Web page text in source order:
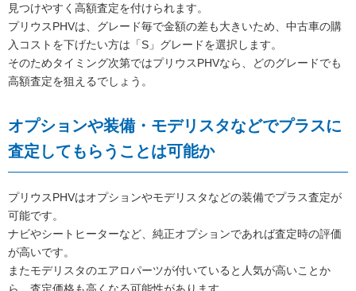
見つけやすく高額査定を付けられます。
プリウスPHVは、グレード毎で金額の差も大きいため、中古車の購
入コストを下げたい方は「S」グレードを選択します。
そのためタイミング次第ではプリウスPHVなら、どのグレードでも
高額査定を狙えるでしょう。
オプションや装備・モデリスタなどでプラスに
査定してもらうことは可能か
プリウスPHVはオプションやモデリスタなどの装備でプラス査定が
可能です。
ナビやシートヒーターなど、純正オプションであれば査定時の評価
が高いです。
またモデリスタのエアロパーツが付いていると人気が高いことか
ら、査定価格も高くなる可能性があります。